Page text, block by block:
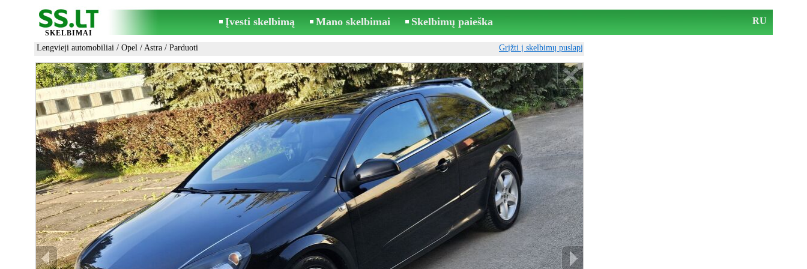
SKELBIMAI
Įvesti skelbimą Mano skelbimai Skelbimų paieška RU
Lengvieji automobiliai / Opel / Astra / Parduoti Grįžti į skelbimų puslapį